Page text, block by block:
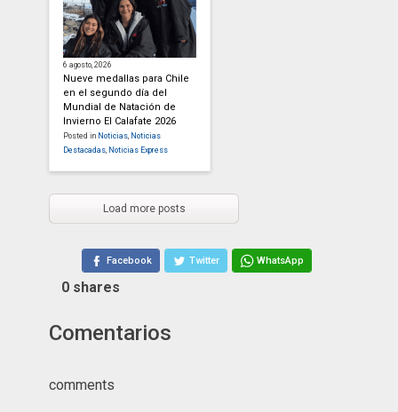
6 agosto, 2026
Nueve medallas para Chile
en el segundo día del
Mundial de Natación de
Invierno El Calafate 2026
Posted in Noticias, Noticias
Destacadas, Noticias Express
Load more posts
Facebook Twitter WhatsApp
0 shares
Comentarios
comments